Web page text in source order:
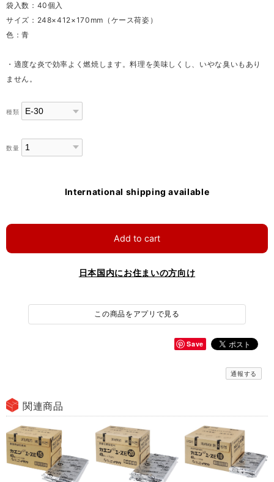
袋入数：40個入
サイズ：248×412×170mm（ケース荷姿）
色：青
・適度な炎で効率よく燃焼します。料理を美味しくし、いやな臭いもあり
ません。
種類
数量
International shipping available
Add to cart
日本国内にお住まいの方向け
この商品をアプリで見る
Save
通報する
関連商品